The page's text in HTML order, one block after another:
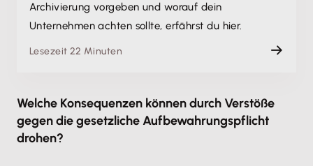
Archivierung vorgeben und worauf dein
Unternehmen achten sollte, erfährst du hier.
Lesezeit 22 Minuten
Welche Konsequenzen können durch Verstöße
gegen die gesetzliche Aufbewahrungspflicht
drohen?